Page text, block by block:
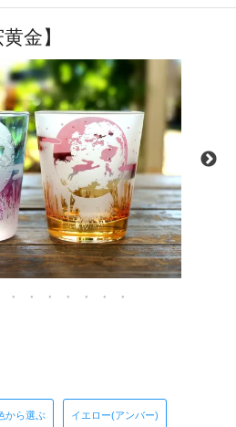
金】
から選ぶ イエロー(アンバー)